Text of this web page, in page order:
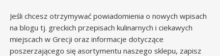
Jeśli chcesz otrzymywać powiadomienia o nowych wpisach
na blogu tj. greckich przepisach kulinarnych i ciekawych
miejscach w Grecji oraz informacje dotyczące
poszerzającego się asortymentu naszego sklepu, zapisz